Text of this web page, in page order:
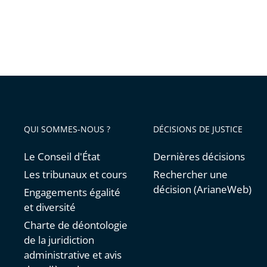
QUI SOMMES-NOUS ?
Le Conseil d'État
Les tribunaux et cours
Engagements égalité
et diversité
Charte de déontologie
de la juridiction
administrative et avis
DÉCISIONS DE JUSTICE
Dernières décisions
Rechercher une
décision (ArianeWeb)